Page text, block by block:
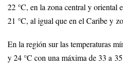
22 °C, en la zona central y oriental
21 °C, al igual que en el Caribe y
En la región sur las temperaturas
y 24 °C con una máxima de 33 a